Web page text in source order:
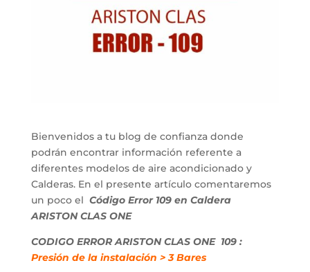
Bienvenidos a tu blog de confianza donde
podrán encontrar información referente a
diferentes modelos de aire acondicionado y
Calderas. En el presente artículo comentaremos
un poco el Código Error 109 en Caldera
ARISTON CLAS ONE
CODIGO ERROR ARISTON CLAS ONE 109 :
Presión de la instalación > 3 Bares